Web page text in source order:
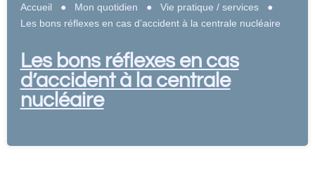
Accueil ● Mon quotidien ● Vie pratique / services●
Les bons réflexes en cas d’accident à la centrale nucléaire
Les bons réflexes en cas
d’accident à la centrale
nucléaire